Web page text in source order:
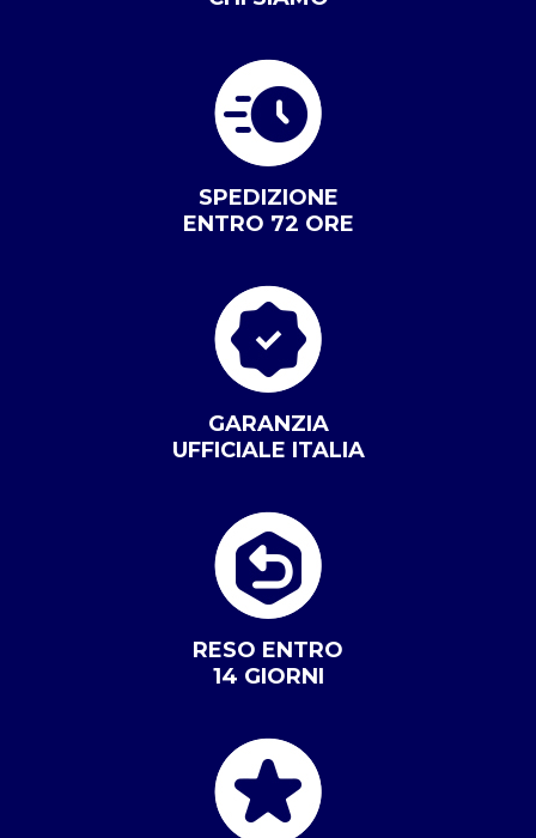
SPEDIZIONE
ENTRO 72 ORE
GARANZIA
UFFICIALE ITALIA
RESO ENTRO
14 GIORNI